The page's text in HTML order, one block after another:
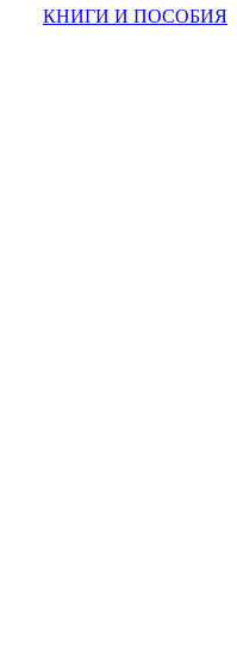
КНИГИ И ПОСОБИЯ